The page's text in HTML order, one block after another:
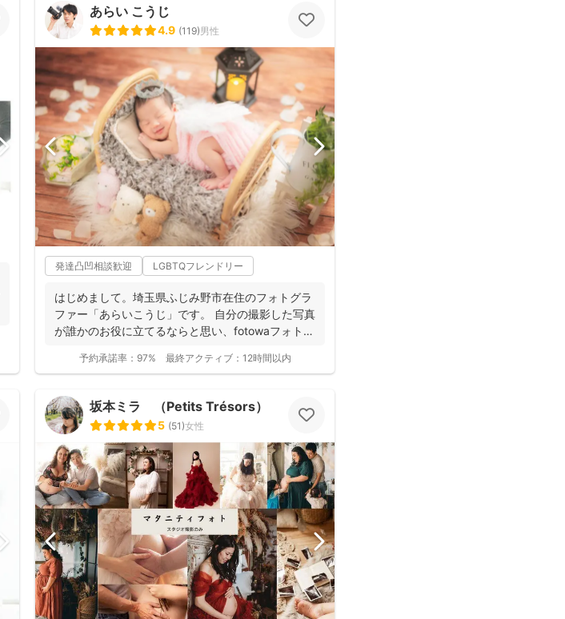
あらい こうじ
4.9 (119)男性
発達凸凹相談歓迎 LGBTQフレンドリー
はじめまして。埼玉県ふじみ野市在住のフォトグラ
ファー「あらいこうじ」です。 自分の撮影した写真
が誰かのお役に立てるならと思い、fotowaフォトグ
予約承諾率： 97% 最終アクティブ： 12時間以内
坂本ミラ （Petits Trésors）
5 (51)女性